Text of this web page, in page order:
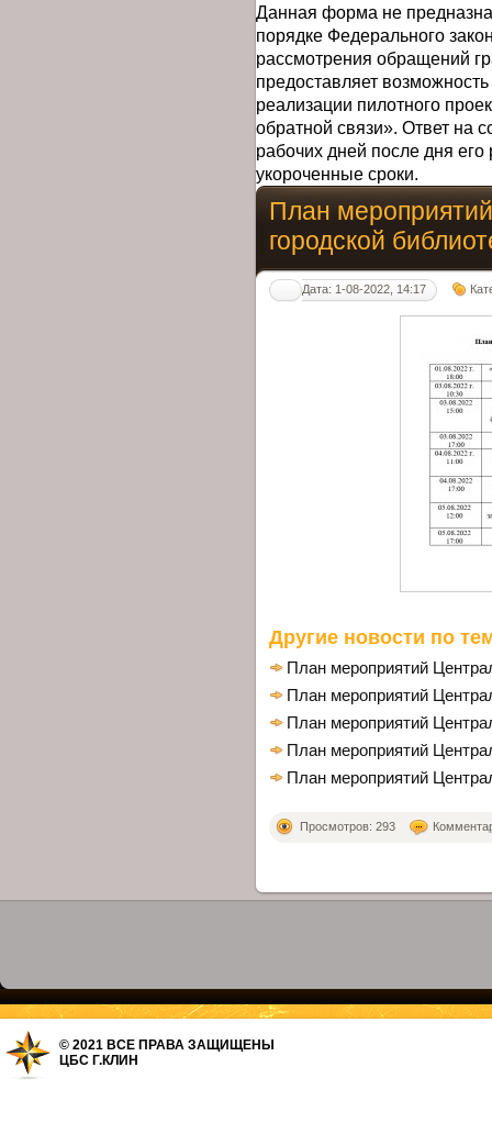
Данная форма не
порядке Федерального
рассмотрения обращений
предоставляет
реализации пилотного
обратной связи». Ответ на
рабочих дней после дня
укороченные сроки.
План
городской
Дата: 1-08-2022, 14:17
Другие новости по
План мероприятий
План мероприятий
План мероприятий
План мероприятий
План мероприятий
Просмотров: 293
© 2021 ВСЕ ПРАВА ЗАЩИЩЕНЫ
ЦБС Г.КЛИН